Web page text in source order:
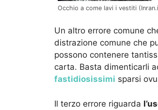
Occhio a come lavi i vestiti
Un altro errore comune
distrazione comune che
possono contenere
carta. Basta dimenticarli
fastidiosissimi sparsi
Il terzo errore riguarda